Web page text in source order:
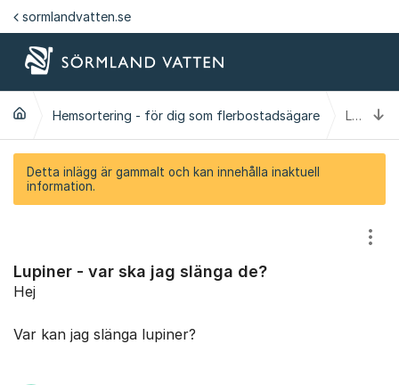
Hoppa till innehåll
sormlandvatten.se
Hemsortering - för dig som flerbostadsägare Lupiner - var ska jag slänga de?
Detta inlägg är gammalt och kan innehålla inaktuell
information.
Lupiner - var ska jag slänga de?
Hej
Var kan jag slänga lupiner?